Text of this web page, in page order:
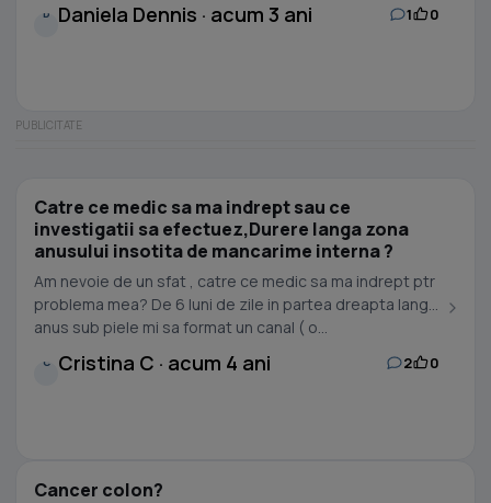
D Daniela Dennis · acum 3 ani 1 0
Catre ce medic sa ma indrept sau ce
investigatii sa efectuez,Durere langa zona
anusului insotita de mancarime interna ?
Am nevoie de un sfat , catre ce medic sa ma indrept ptr
problema mea? De 6 luni de zile in partea dreapta langa
anus sub piele mi sa format un canal ( o...
C Cristina C · acum 4 ani 2 0
Cancer colon?